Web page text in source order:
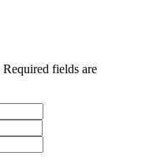
Required fields are